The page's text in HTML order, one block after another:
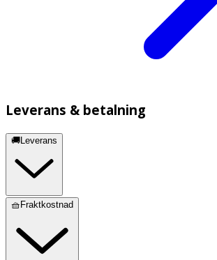
Leverans & betalning
🚚Leverans
🧺Fraktkostnad